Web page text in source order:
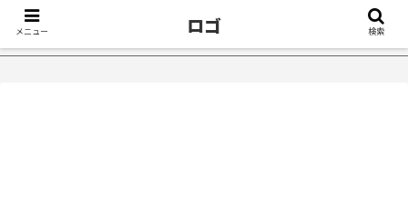
たきっかけ５選｜不眠症体験談 【18万再生】YouTube：
メニュー ロゴ 検索